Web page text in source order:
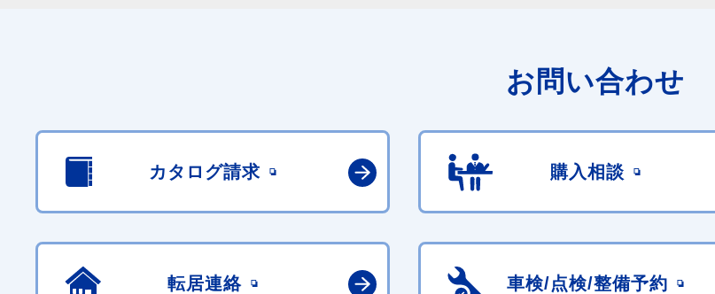
お問い合わせ
カタログ請求 購入相談
転居連絡 車検/点検/整備予約